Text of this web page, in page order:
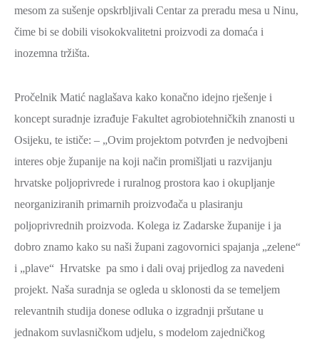
mesom za sušenje opskrbljivali Centar za preradu mesa u Ninu,
čime bi se dobili visokokvalitetni proizvodi za domaća i
inozemna tržišta.
Pročelnik Matić naglašava kako konačno idejno rješenje i
koncept suradnje izrađuje Fakultet agrobiotehničkih znanosti u
Osijeku, te ističe: – „Ovim projektom potvrđen je nedvojbeni
interes obje županije na koji način promišljati u razvijanju
hrvatske poljoprivrede i ruralnog prostora kao i okupljanje
neorganiziranih primarnih proizvođača u plasiranju
poljoprivrednih proizvoda. Kolega iz Zadarske županije i ja
dobro znamo kako su naši župani zagovornici spajanja „zelene“
i „plave“ Hrvatske pa smo i dali ovaj prijedlog za navedeni
projekt. Naša suradnja se ogleda u sklonosti da se temeljem
relevantnih studija donese odluka o izgradnji pršutane u
jednakom suvlasničkom udjelu, s modelom zajedničkog